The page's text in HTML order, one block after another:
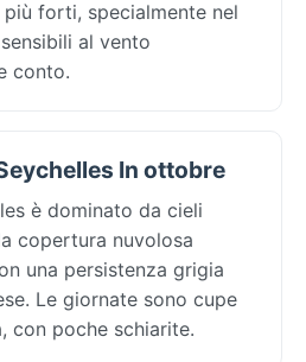
forti, specialmente nel
al vento
conto.
In ottobre
è dominato da cieli
copertura nuvolosa
una persistenza grigia
Le giornate sono cupe
con poche schiarite.